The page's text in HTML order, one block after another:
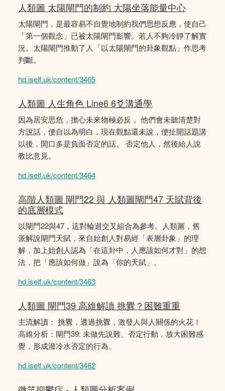
人類圖 太陽閘門的制約 大陽坐落能量中心
太陽閘門，是最容易不自覺地制約我們思想反應，使自己
「第一個觀念」已被太陽閘門影響。若人不夠冷靜了解實
況。太陽閘門推動了人「以太陽閘門的卦象觀點」作思考
判斷。
hd.iself.uk/content/3465
人類圖 人生角色 Line6 6爻溝通學
因為居安思危，擔心未來物極必反， 他們會未聽清楚對
方說話，便自以為明白，現在觀點還未說，便扯開話題講
以後，開口多是負面否定的話。 否定他人，然後給人說
教比意見。
hd.iself.uk/content/3464
高階人類圖 閘門22 與 人類圖閘門47 天賦背後
的底層模式
以閘門22與47，這對輪迴交叉組合為參考。人類圖，舊
派解說閘門天賦，來自始創人對易經「表層卦象」的理
解，加上始創人認為「在這卦中，人應該如何才對」的想
法，把「應該如何做」說為「你的天賦」。
hd.iself.uk/content/3463
人類圖 閘門39 高維解讀 挑釁？困難重重
主流解讀： 挑釁，透過挑釁，激發人與人關係的火花！
高維分析：閘門39: 未做先說難、否定行動，放大困難感
覺，形成潑冷水否定的行為。
hd.iself.uk/content/3462